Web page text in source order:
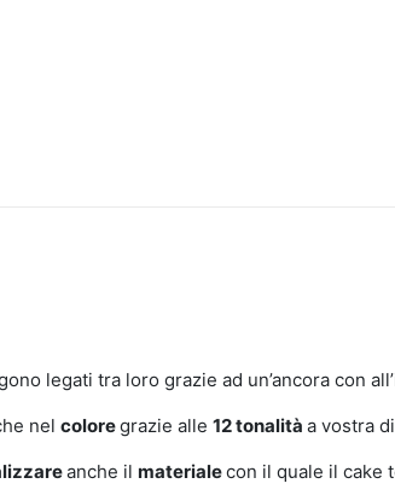
legati tra loro grazie ad un’ancora con
nel coloregrazie alle 12 tonalità a vostra
anche il materialecon il quale il cake